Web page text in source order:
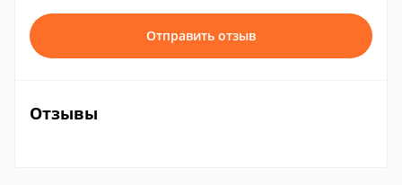
Отправить отзыв
Отзывы